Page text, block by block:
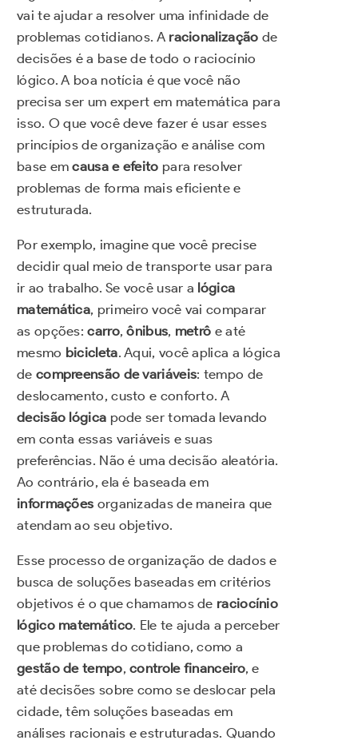
vai te ajudar a resolver uma infinidade de
problemas cotidianos. A racionalização de
decisões é a base de todo o raciocínio
lógico. A boa notícia é que você não
precisa ser um expert em matemática para
isso. O que você deve fazer é usar esses
princípios de organização e análise com
base emcausa e efeito para resolver
problemas de forma mais eficiente e
estruturada.
Por exemplo, imagine que você precise
decidir qual meio de transporte usar para
ir ao trabalho. Se você usar a lógica
matemática, primeiro você vai comparar
as opções:carro,ônibus, metrô e até
mesmo bicicleta. Aqui, você aplica a lógica
de compreensão de variáveis: tempo de
deslocamento, custo e conforto. A
decisão lógica pode ser tomada levando
em conta essas variáveis e suas
preferências. Não é uma decisão aleatória.
Ao contrário, ela é baseada em
informações organizadas de maneira que
atendam ao seu objetivo.
Esse processo de organização de dados e
busca de soluções baseadas em critérios
objetivos é o que chamamos de raciocínio
lógico matemático. Ele te ajuda a perceber
que problemas do cotidiano, como a
gestão de tempo,controle financeiro, e
até decisões sobre como se deslocar pela
cidade, têm soluções baseadas em
análises racionais e estruturadas. Quando